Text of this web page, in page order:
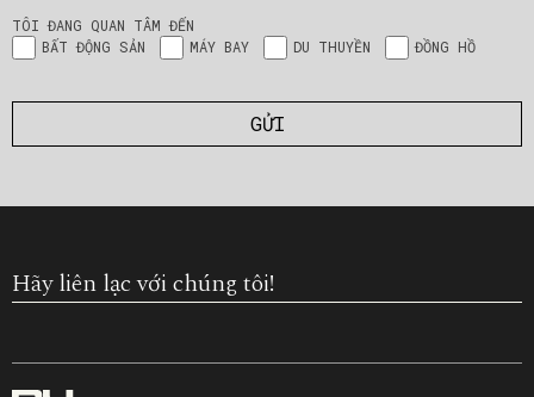
TÔI ĐANG QUAN TÂM ĐẾN
BẤT ĐỘNG SẢN
MÁY BAY DU THUYỀN ĐỒNG HỒ
Hãy liên lạc với chúng tôi!